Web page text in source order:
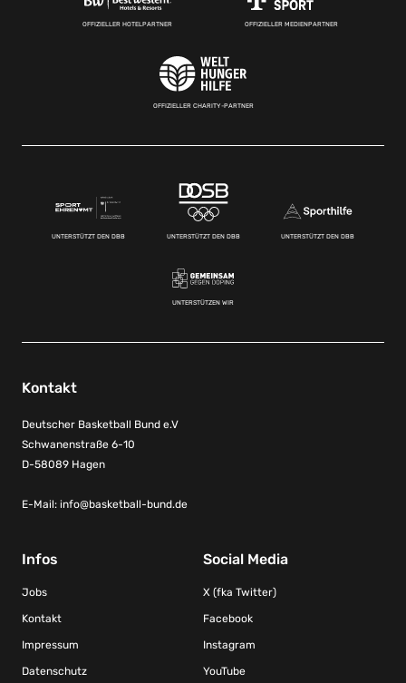
OFFIZIELLER HOTELPARTNER OFFIZIELLER MEDIENPARTNER
OFFIZIELLER CHARITY-PARTNER
UNTERSTÜTZT DEN DBB UNTERSTÜTZT DEN DBB UNTERSTÜTZT DEN DBB
UNTERSTÜTZEN WIR
Kontakt
Deutscher Basketball Bund e.V
Schwanenstraße 6-10
D-58089 Hagen
E-Mail: info@basketball-bund.de
Infos
Jobs
Kontakt
Impressum
Datenschutz
Social Media
X (fka Twitter)
Facebook
Instagram
YouTube